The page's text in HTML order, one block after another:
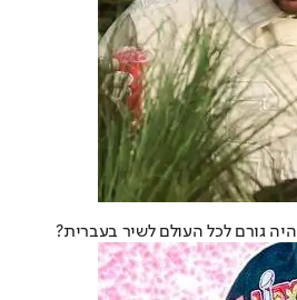
גורם לכל העולם לשיר בעברית?